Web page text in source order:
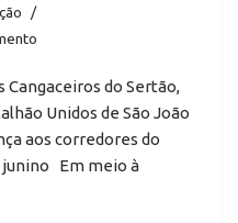
do Sertão,
Unidos de São João
aos corredores do
Em meio à